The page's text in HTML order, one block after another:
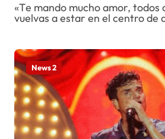
«Te mando mucho amor, todos queremos que
vuelvas a estar en el centro de
News 2